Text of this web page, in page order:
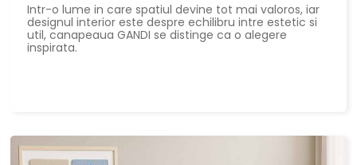
Intr-o lume in care spatiul devine tot mai valoros, iar
designul interior este despre echilibru intre estetic si
util, canapeaua GANDI se distinge ca o alegere
inspirata.